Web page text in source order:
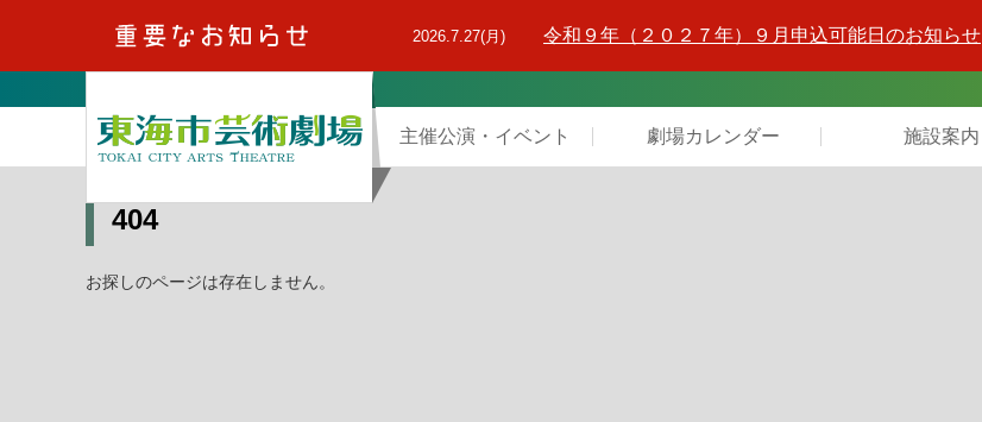
2026.7.27(月) 令和９年（２０２７年）９月申込可能日のお知らせ
主催公演・イベント 劇場カレンダー 施設案内
404
お探しのページは存在しません。